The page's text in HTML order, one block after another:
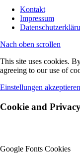
Kontakt
Impressum
Nach oben scrollen
This site uses cookies.
agreeing to our use of
Einstellungen akzeptieren
Cookie and
Google Fonts Cookies